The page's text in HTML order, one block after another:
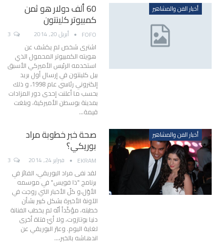
أخبار الفن والمشاهير 60 ألف دولار هو ثمن
كمبيوتر كلينتون
FOFO أبريل 20, 2014
اشترى شخص لم يكشف عن
هويته الكمبيوتر المحمول الذي
استخدمه الرئيس الأميركي الأسبق
بيل كلينتون في إرسال أول بريد
إلكتروني رئاسي عام 1998، و ذلك
بحسب ما أعلنت إحدى دور المزادات
بمدينة بوسطن الأميركية، وبلغت
قيمة…
أخبار الفن والمشاهير صحة خبر خطوبة مراد
بوريكي؟
EKRAM فبراير 24, 2014
لقد نفى مراد البوريقي، الفائز في
برنامج "ذا فويس" في موسمه
الأوّل،و كلّ الأخبار التي روجت في
الآونة الأخيرة بشكل كبير بشأن
خطبته، مؤكّداً أنّه لم يخطب الفنانة
دنيا بوتازوت، ولا أيّ فتاة أخرى
لغاية اليوم. وعبّر البوريقي عن
اندهاشه بالخبر،…